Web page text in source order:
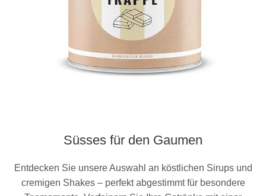
Süsses für den Gaumen
Entdecken Sie unsere Auswahl an köstlichen Sirups und
cremigen Shakes – perfekt abgestimmt für besondere